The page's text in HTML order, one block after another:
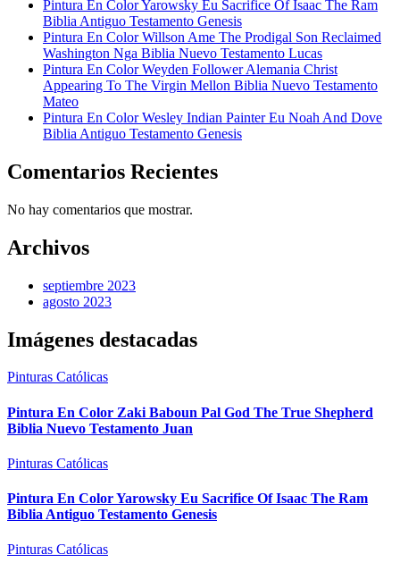
Pintura En Color Yarowsky Eu Sacrifice Of Isaac The Ram
Biblia Antiguo Testamento Genesis
Pintura En Color Willson Ame The Prodigal Son Reclaimed
Washington Nga Biblia Nuevo Testamento Lucas
Pintura En Color Weyden Follower Alemania Christ
Appearing To The Virgin Mellon Biblia Nuevo Testamento
Mateo
Pintura En Color Wesley Indian Painter Eu Noah And Dove
Biblia Antiguo Testamento Genesis
Comentarios Recientes
No hay comentarios que mostrar.
Archivos
septiembre 2023
agosto 2023
Imágenes destacadas
Pinturas Católicas
Pintura En Color Zaki Baboun Pal God The True Shepherd
Biblia Nuevo Testamento Juan
Pinturas Católicas
Pintura En Color Yarowsky Eu Sacrifice Of Isaac The Ram
Biblia Antiguo Testamento Genesis
Pinturas Católicas